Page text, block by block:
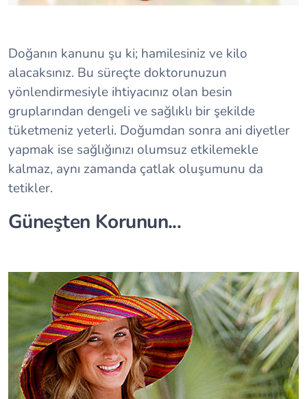
Doğanın kanunu şu ki; hamilesiniz ve kilo
alacaksınız. Bu süreçte doktorunuzun
yönlendirmesiyle ihtiyacınız olan besin
gruplarından dengeli ve sağlıklı bir şekilde
tüketmeniz yeterli. Doğumdan sonra ani diyetler
yapmak ise sağlığınızı olumsuz etkilemekle
kalmaz, aynı zamanda çatlak oluşumunu da
tetikler.
Güneşten Korunun...